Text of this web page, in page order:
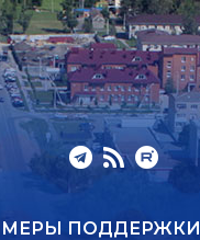
МЕРЫ ПОДДЕРЖКИ